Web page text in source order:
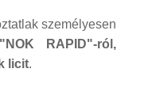
személyesen
"NOK RAPID"-ról,
licit.